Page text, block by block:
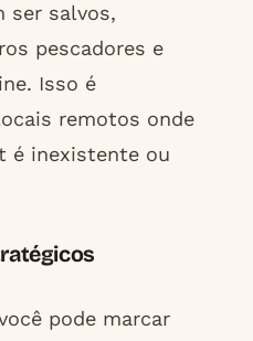
ser salvos,
pescadores e
Isso é
remotos onde
é inexistente ou
pode marcar